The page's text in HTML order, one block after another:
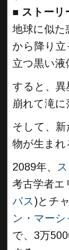
■ ストーリ
地球に似た
から降り
立つ黒い液
すると、異
崩れて滝に
そして、新
物が生まれ
2089年、
考古学者
パス)とチ
ン・マー
で、3万